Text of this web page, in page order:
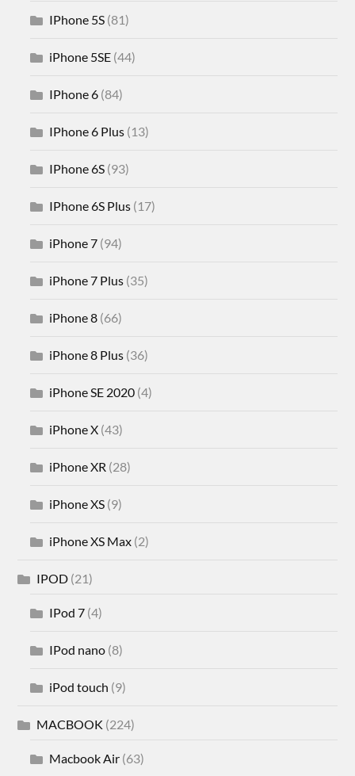
IPhone 5S (81)
iPhone 5SE (44)
IPhone 6 (84)
IPhone 6 Plus (13)
IPhone 6S (93)
IPhone 6S Plus (17)
iPhone 7 (94)
iPhone 7 Plus (35)
iPhone 8 (66)
iPhone 8 Plus (36)
iPhone SE 2020 (4)
iPhone X (43)
iPhone XR (28)
iPhone XS (9)
iPhone XS Max (2)
IPOD (21)
IPod 7 (4)
IPod nano (8)
iPod touch (9)
MACBOOK (224)
Macbook Air (63)